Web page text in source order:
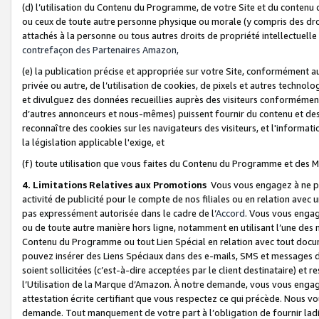
(d) l’utilisation du Contenu du Programme, de votre Site et du
ou ceux de toute autre personne physique ou morale (y compris des
attachés à la personne ou tous autres droits de propriété
contrefaçon des Partenaires Amazon,
(e) la publication précise et appropriée sur votre Site, conformément
privée ou autre, de l’utilisation de cookies, de pixels et autres
et divulguez des données recueillies auprès des visiteurs
d’autres annonceurs et nous-mêmes) puissent fournir du contenu et
reconnaître des cookies sur les navigateurs des visiteurs, et
la législation applicable l'exige, et
(f) toute utilisation que vous faites du Contenu du Programme et des
4. Limitations Relatives aux Promotions Vous vous engagez à ne
activité de publicité pour le compte de nos filiales ou en relation avec
pas expressément autorisée dans le cadre de l’Accord. Vous vous
ou de toute autre manière hors ligne, notamment en utilisant l’une
Contenu du Programme ou tout Lien Spécial en relation avec tout
pouvez insérer des Liens Spéciaux dans des e-mails, SMS et
soient sollicitées (c’est-à-dire acceptées par le client destinataire) et
l’Utilisation de la Marque d’Amazon. À notre demande, vous vous
attestation écrite certifiant que vous respectez ce qui précède. Nous
demande. Tout manquement de votre part à l’obligation de fournir